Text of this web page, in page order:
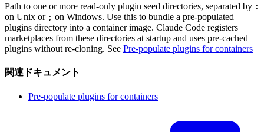
Path to one or more read-only plugin seed directories, separated by :
on Unix or ; on Windows. Use this to bundle a pre-populated
plugins directory into a container image. Claude Code registers
marketplaces from these directories at startup and uses pre-cached
plugins without re-cloning. See Pre-populate plugins for containers
関連ドキュメント
Pre-populate plugins for containers